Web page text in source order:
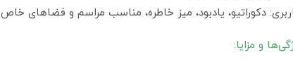
دکوراتیو، یادبود، میز خاطره، مناسب مراسم و فضاهای خاص
و مزایا: